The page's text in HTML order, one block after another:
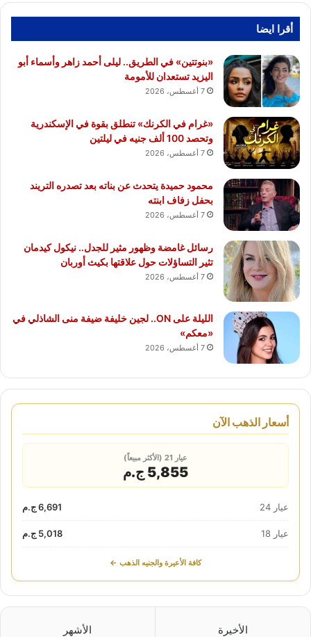
أقرا ايضا
«بنوتتين» في الطريق.. ليلى أحمد زاهر وأسماء أبو
اليزيد تستعدان للأمومة
7 أغسطس، 2026
«غرام في الكرنك» تنطلق بقوة في الإسكندرية
وتحصد 100 ألف جنيه في ليلتين
7 أغسطس، 2026
محمود حميدة يتحدث عن بناته بعد تصدره التريند
بحفل زفاف ابنته
7 أغسطس، 2026
رسائل غامضة وظهور مثير للجدل.. نيكول كيدمان
تثير التساؤلات حول علاقتها بكيث أوربان
7 أغسطس، 2026
الليلة على ON.. لجين خليفة ضيفة منى الشاذلي في
«معكم»
7 أغسطس، 2026
أسعار الذهب الآن
عيار 21 (الأكثر مبيعاً)
5,855 ج.م
عيار 24 6,691 ج.م
عيار 18 5,018 ج.م
كافة الأعيرة والجنيه الذهب ←
الأخيرة الأشهر